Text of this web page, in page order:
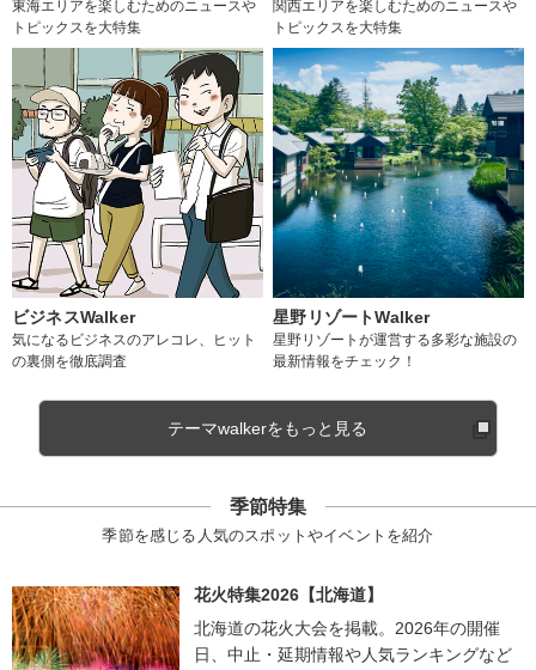
東海エリアを楽しむためのニュースや
トピックスを大特集
関西エリアを楽しむためのニュースや
トピックスを大特集
ビジネスWalker
気になるビジネスのアレコレ、ヒット
の裏側を徹底調査
星野リゾートWalker
星野リゾートが運営する多彩な施設の
最新情報をチェック！
テーマwalkerをもっと見る
季節特集
季節を感じる人気のスポットやイベントを紹介
花火特集2026【北海道】
北海道の花火大会を掲載。2026年の開催
日、中止・延期情報や人気ランキングなど